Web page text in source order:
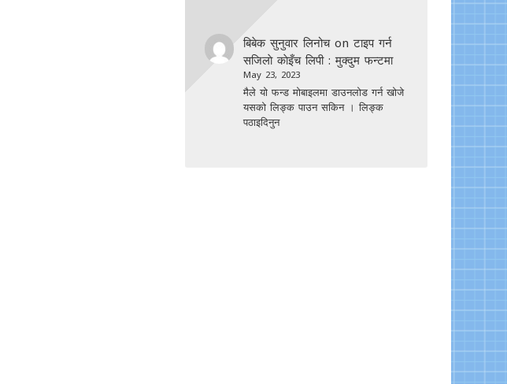
बिबेक सुनुवार लिनोचonटाइप गर्न
सजिलाे काेइँच लिपी : मुक्दुम फन्टमा
May 23, 2023
मैले यो फन्ड मोबाइलमा डाउनल‍ोड गर्न खोजे
यसको लिङ्क पाउन सकिन । लिङ्क
पठाइदिनुन